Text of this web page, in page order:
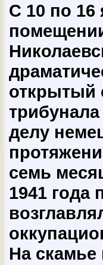
С 10 по 16
открытый
делу
семь
1941 года
На